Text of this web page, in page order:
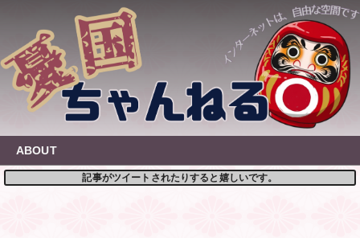
content
ABOUT
記事がツイートされたりすると嬉しいです。